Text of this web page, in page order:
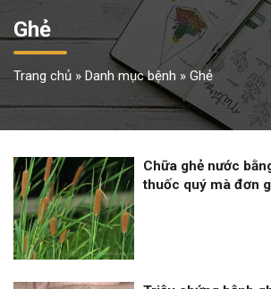
Ghẻ
Trang chủ » Danh mục bệnh » Ghẻ
Chữa ghẻ nước
thuốc quý mà đơn